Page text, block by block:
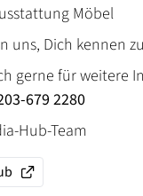
Möbel
uns, Dich kennen
gerne für weitere
679 2280
Hub-Team